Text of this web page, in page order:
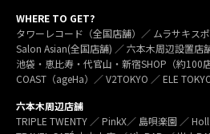
WHERE TO GET?
タワーレコード（全国店舗）／ ムラサキス
Salon Asian(全国店舗) ／ 六本木周辺設置店
池袋・恵比寿・代官山・新宿SHOP（約100
COAST（ageHa）／ V2TOKYO ／ ELE
六本木周辺店舗
TRIPLE TWENTY ／ PinkX／ 島唄楽園 ／